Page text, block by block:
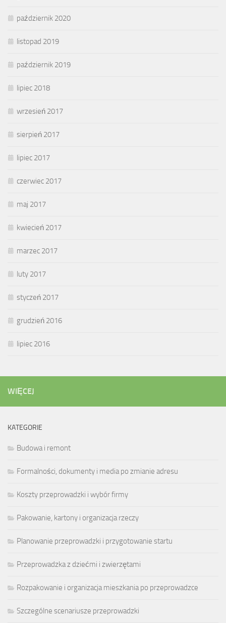
październik 2020
listopad 2019
październik 2019
lipiec 2018
wrzesień 2017
sierpień 2017
lipiec 2017
czerwiec 2017
maj 2017
kwiecień 2017
marzec 2017
luty 2017
styczeń 2017
grudzień 2016
lipiec 2016
WIĘCEJ
KATEGORIE
Budowa i remont
Formalności, dokumenty i media po zmianie adresu
Koszty przeprowadzki i wybór firmy
Pakowanie, kartony i organizacja rzeczy
Planowanie przeprowadzki i przygotowanie startu
Przeprowadzka z dziećmi i zwierzętami
Rozpakowanie i organizacja mieszkania po przeprowadzce
Szczególne scenariusze przeprowadzki